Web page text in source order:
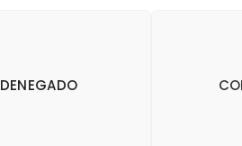
DENEGADO